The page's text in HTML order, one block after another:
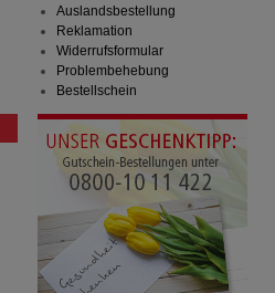
Auslandsbestellung
Reklamation
Widerrufsformular
Problembehebung
Bestellschein